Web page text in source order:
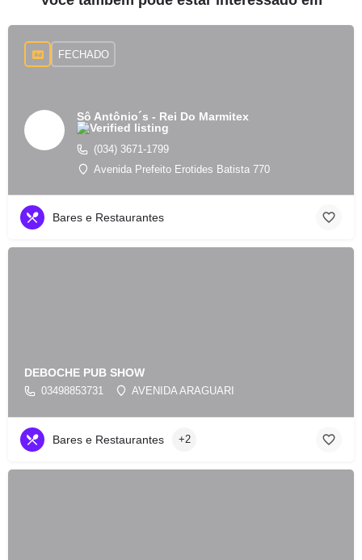
Sô Antônio´s - Rei Do Marmitex
(034) 3671-1799
Avenida Prefeito Erotides Batista 770
FECHADO
Bares e Restaurantes
DEBOCHE PUB SHOW
03498853731 AVENIDA ARAGUARI
Bares e Restaurantes +2